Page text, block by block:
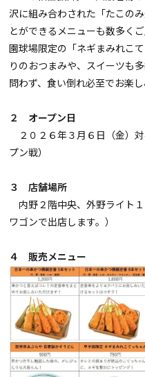
沢に組み合わされた「たこの
とができるメニューも数多く
園球場限定の「ネギまみれこ
りのおつまみや、スイーツも
問わず、食い倒れ必至でお楽し
２ オープン日
２０２６年３月６日（金）
プン戦）
３ 店舗場所
内野２階中央、外野ライト
ワゴンで出店します。）
４ 販売メニュー